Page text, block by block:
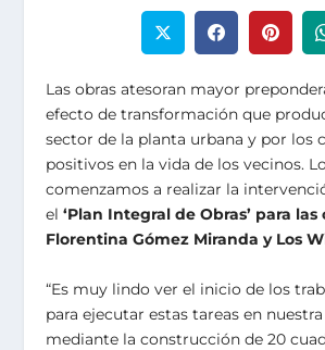
Las obras atesoran mayor
efecto de transformación que
sector de la planta urbana y por los
positivos en la vida de los vecinos.
comenzamos a realizar la
el‘Plan Integral de Obras’ para las
Florentina Gómez Miranda y Los
“Es muy lindo ver el inicio de los
para ejecutar estas tareas en
mediante la construcción de 20